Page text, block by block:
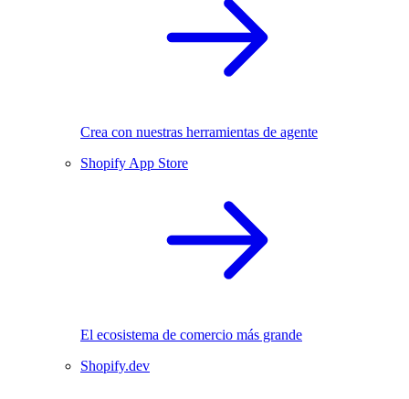
Crea con nuestras herramientas de agente
Shopify App Store
El ecosistema de comercio más grande
Shopify.dev